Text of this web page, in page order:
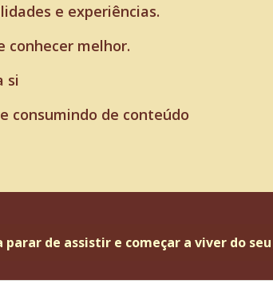
e experiências.
conhecer melhor.
si
consumindo de conteúdo
parar de assistir e começar a viver do